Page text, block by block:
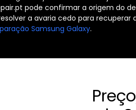
pode confirmar a origem do
a avaria cedo para
Samsung Galaxy.